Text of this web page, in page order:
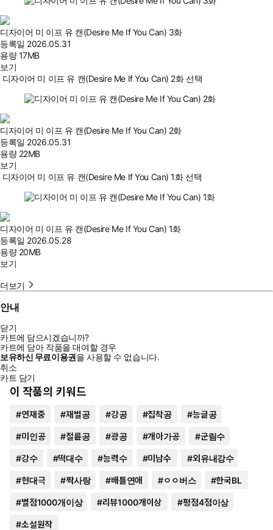
디자이어 미 이프 유 캔(Desire Me If You Can) 3화
등록일 2026.05.31
용량17MB
보기
디자이어 미 이프 유 캔(Desire Me If You Can) 2화 선택
디자이어 미 이프 유 캔(Desire Me If You Can) 2화
등록일 2026.05.31
용량 22MB
보기
디자이어 미 이프 유 캔(Desire Me If You Can) 1화 선택
디자이어 미 이프 유 캔(Desire Me If You Can) 1화
등록일 2026.05.28
용량 20MB
보기
더보기
안내
닫기
카트에 담으시겠습니까?
카트에 담아 작품을 대여할 경우
보유하신 무료이용권을 사용할 수 없습니다.
취소
카트 담기
이 작품의 키워드
#연재중 #재벌공 #강공 #집착공 #능글공
#미인공 #절륜공 #광공 #개아가공 #군림수
#강수 #떡대수 #능력수 #미남수 #외유내강수
#현대극 #짝사랑 #배틀연애 #ㅇㅇ버스 #한국BL
#별점1000개이상 #리뷰1000개이상 #평점4점이상
#소설원작